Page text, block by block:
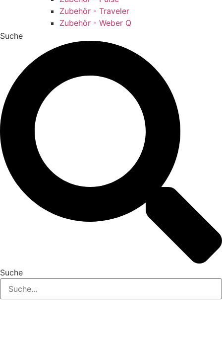
Zubehör - Traveler
Zubehör - Weber Q
Suche
Suche